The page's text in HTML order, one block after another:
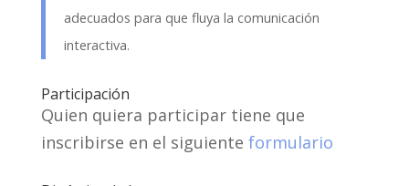
adecuados para que fluya la comunicación
interactiva.
Participación
Quien quiera participar tiene que
inscribirse en el siguiente formulario